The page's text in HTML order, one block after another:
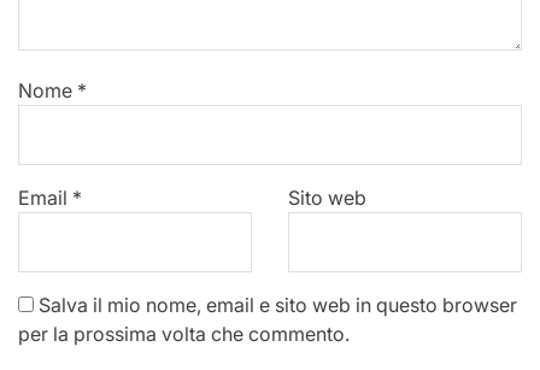
Nome *
Email * Sito web
Salva il mio nome, email e sito web in questo browser
per la prossima volta che commento.